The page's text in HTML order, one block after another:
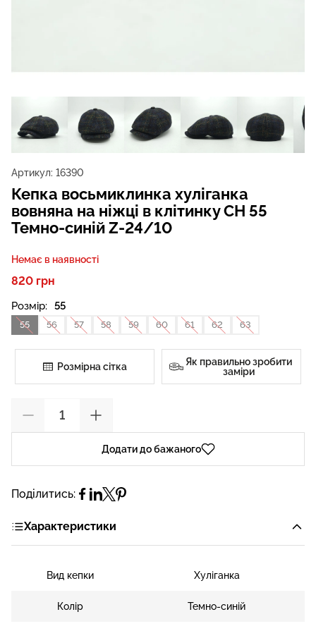
Артикул: 16390
Кепка восьмиклинка хуліганка
вовняна на ніжці в клітинку CH 55
Темно-синій Z-24/10
Немає в наявності
820 грн
Розмір: 55
55 56 57 58 59 60 61 62 63
Розмірна сітка
Як правильно зробити
заміри
Додати до бажаного
Поділитись:
Характеристики
Вид кепки Хуліганка
Колір Темно-синій